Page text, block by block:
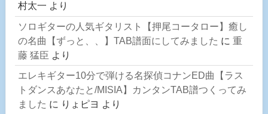
村太一 より
ソロギターの人気ギタリスト【押尾コータロー】癒し
の名曲【ずっと、、】TAB譜面にしてみました に 重
藤 猛臣 より
エレキギター10分で弾ける名探偵コナンED曲【ラス
トダンスあなたと/MISIA】カンタンTAB譜つくってみ
ました に りょピヨ より